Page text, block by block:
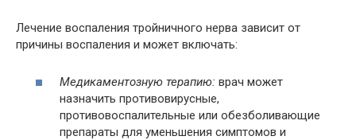
Лечение воспаления тройничного нерва зависит от
причины воспаления и может включать:
Медикаментозную терапию: врач может
назначить противовирусные,
противовоспалительные или обезболивающие
препараты для уменьшения симптомов и